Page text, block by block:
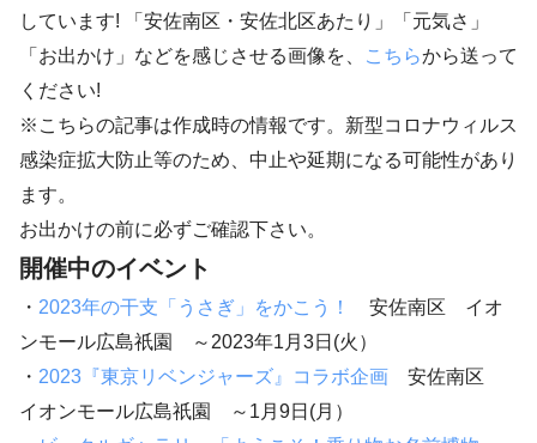
しています! 「安佐南区・安佐北区あたり」「元気さ」
「お出かけ」などを感じさせる画像を、
こちらから送って
ください!
※こちらの記事は作成時の情報です。新型コロナウィルス
感染症拡大防止等のため、中止や延期になる可能性があり
ます。
お出かけの前に必ずご確認下さい。
開催中のイベント
・ 2023年の干支「うさぎ」をかこう！
安佐南区 イオ
ンモール広島祇園 ～2023年1月3日(火）
・ 2023『東京リベンジャーズ』コラボ企画 安佐南区
イオンモール広島祇園 ～1月9日(月）